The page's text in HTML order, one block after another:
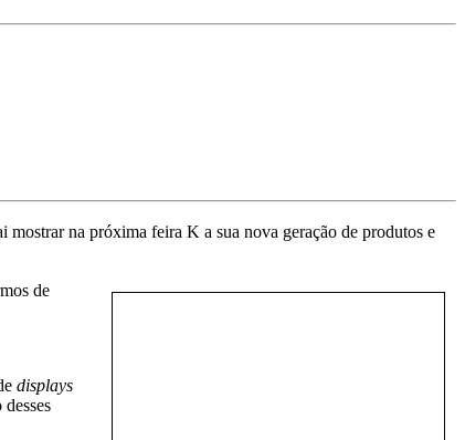
na próxima feira K a sua nova geração de produtos e
de
displays